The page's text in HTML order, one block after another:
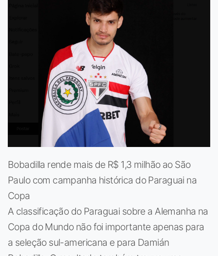
Bobadilla rende mais de R$ 1,3 milhão ao São
Paulo com campanha histórica do Paraguai na
Copa
A classificação do Paraguai sobre a Alemanha na
Copa do Mundo não foi importante apenas para
a seleção sul-americana e para Damián